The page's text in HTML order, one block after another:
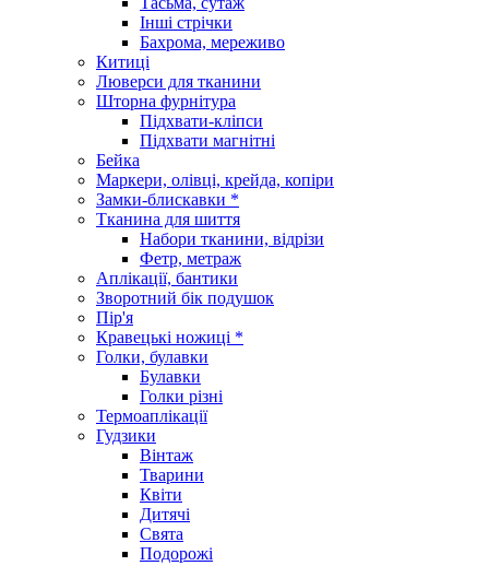
Інші стрічки
Бахрома, мереживо
Китиці
Люверси для тканини
Шторна фурнітура
Підхвати-кліпси
Підхвати магнітні
Бейка
Маркери, олівці, крейда, копіри
Замки-блискавки *
Тканина для шиття
Набори тканини, відрізи
Фетр, метраж
Аплікації, бантики
Зворотний бік подушок
Пір'я
Кравецькі ножиці *
Голки, булавки
Булавки
Голки різні
Термоаплікації
Гудзики
Вінтаж
Тварини
Квіти
Дитячі
Свята
Подорожі